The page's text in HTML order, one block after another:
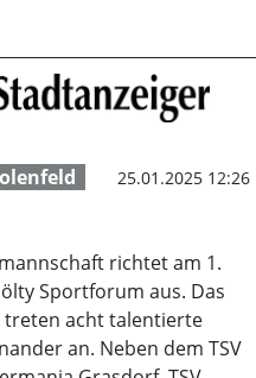
|
25.01.2025 12:26
richtet am 1.
Sportforum aus. Das
treten acht talentierte
an. Neben dem TSV